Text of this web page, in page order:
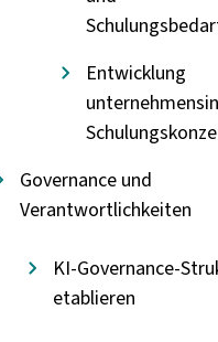
Entwicklung
Governance und
Verantwortlichkeiten
KI-Governance-
etablieren